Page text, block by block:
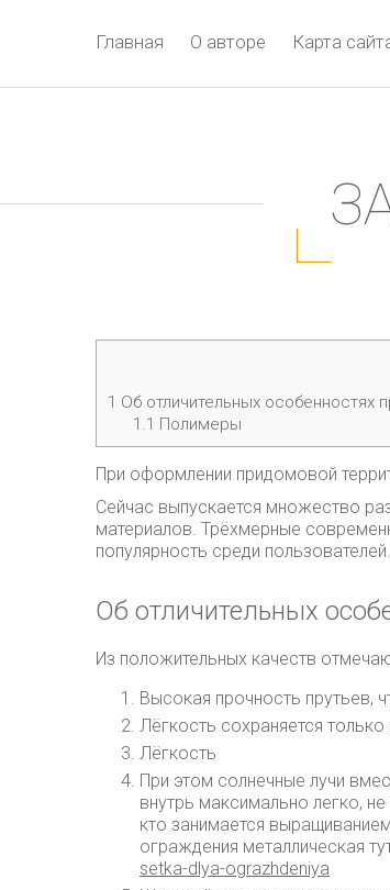
Главная О авторе Карта
1 Об отличительных особенностях
1.1 Полимеры
При оформлении придомовой
Сейчас выпускается множество
материалов. Трёхмерные
популярность среди
Об отличительных
Из положительных качеств
Высокая прочность прутьев,
Лёгкость сохраняется
Лёгкость
При этом солнечные лучи
внутрь максимально легко,
кто занимается
ограждения металлическая
setka-dlya-ograzhdeniya